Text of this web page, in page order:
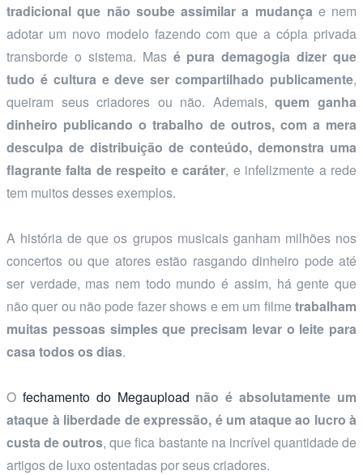
tradicional que não soube assimilar a mudança e nem
adotar um novo modelo fazendo com que a cópia privada
transborde o sistema. Mas é pura demagogia dizer que
tudo é cultura e deve ser compartilhado publicamente,
queiram seus criadores ou não. Ademais,quem ganha
dinheiro publicando o trabalho de outros, com a mera
desculpa de distribuição de conteúdo, demonstra uma
flagrante falta de respeito e caráter, e infelizmente a rede
tem muitos desses exemplos.
A história de que os grupos musicais ganham milhões nos
concertos ou que atores estão rasgando dinheiro pode até
ser verdade, mas nem todo mundo é assim, há gente que
não quer ou não pode fazer shows e em um filme trabalham
muitas pessoas simples que precisam levar o leite para
casa todos os dias.
O fechamento do Megaupload não é absolutamente um
ataque à liberdade de expressão, é um ataque ao lucro à
custa de outros, que fica bastante na incrível quantidade de
artigos de luxo ostentadas por seus criadores.